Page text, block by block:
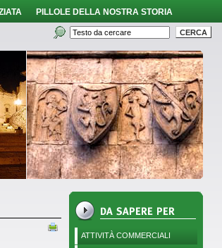
PILLOLE DELLA NOSTRA STORIA
ATTIVITÀ COMMERCIALI